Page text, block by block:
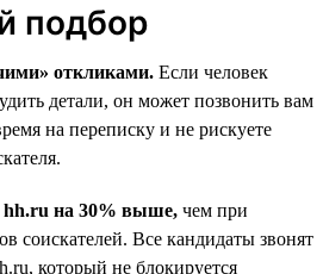
подбор
откликами. Если человек
детали, он может позвонить вам
на переписку и не рискуете
hh.ru на 30% выше, чем при
соискателей. Все кандидаты звонят
который не блокируется